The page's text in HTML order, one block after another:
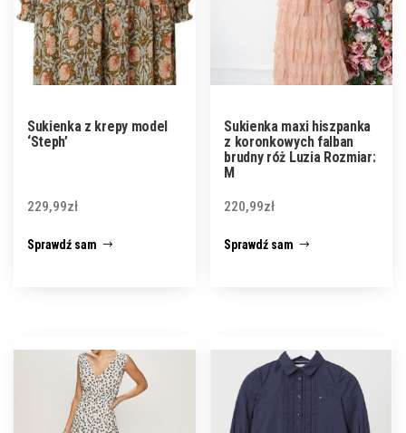
Sukienka z krepy model
‘Steph’
229,99zł
Sprawdź sam
Sukienka maxi hiszpanka
z koronkowych falban
brudny róż Luzia Rozmiar:
M
220,99zł
Sprawdź sam